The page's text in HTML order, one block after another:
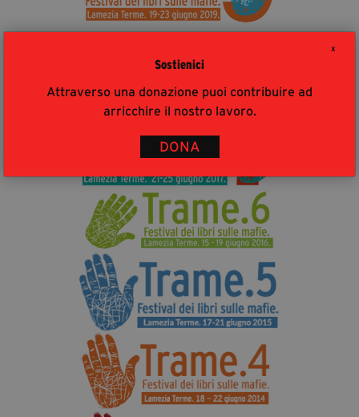
X
Sostienici
Attraverso una donazione puoi contribuire ad
arricchire il nostro lavoro.
DONA